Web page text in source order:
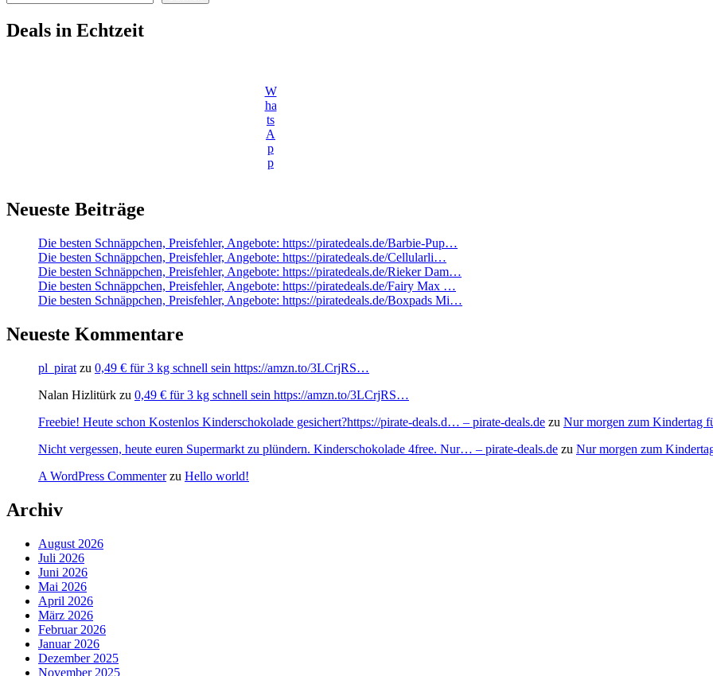
Deals in Echtzeit
W
ha
ts
A
p
p
Neueste Beiträge
Die besten Schnäppchen, Preisfehler, Angebote: https://piratedeals.de/Barbie-Pup…
Die besten Schnäppchen, Preisfehler, Angebote: https://piratedeals.de/Cellularli…
Die besten Schnäppchen, Preisfehler, Angebote: https://piratedeals.de/Rieker Dam…
Die besten Schnäppchen, Preisfehler, Angebote: https://piratedeals.de/Fairy Max …
Die besten Schnäppchen, Preisfehler, Angebote: https://piratedeals.de/Boxpads Mi…
Neueste Kommentare
pl_pirat zu 0,49 € für 3 kg schnell sein https://amzn.to/3LCrjRS…
Nalan Hizlitürk zu 0,49 € für 3 kg schnell sein https://amzn.to/3LCrjRS…
Freebie! Heute schon Kostenlos Kinderschokolade gesichert?https://pirate-deals.d… – pirate-deals.de zu Nur morgen zum Kindertag
Nicht vergessen, heute euren Supermarkt zu plündern. Kinderschokolade 4free. Nur… – pirate-deals.de zu Nur morgen zum
A WordPress Commenterzu Hello world!
Archiv
August 2026
Juli 2026
Juni 2026
Mai 2026
April 2026
März 2026
Februar 2026
Januar 2026
Dezember 2025
November 2025